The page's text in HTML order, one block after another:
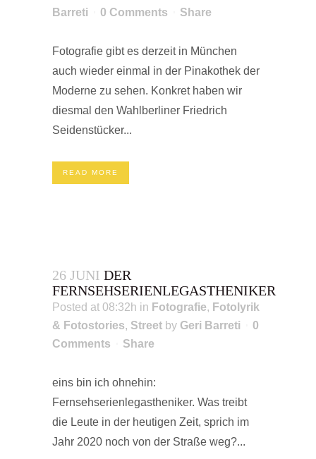
Barreti
0 Comments Share
Fotografie gibt es derzeit in München
auch wieder einmal in der Pinakothek der
Moderne zu sehen. Konkret haben wir
diesmal den Wahlberliner Friedrich
Seidenstücker...
READ MORE
26 JUNI DER
FERNSEHSERIENLEGASTHENIKER
Posted at 08:32h in Fotografie, Fotolyrik
& Fotostories, Street by Geri Barreti
0
Comments
Share
eins bin ich ohnehin:
Fernsehserienlegastheniker. Was treibt
die Leute in der heutigen Zeit, sprich im
Jahr 2020 noch von der Straße weg?...